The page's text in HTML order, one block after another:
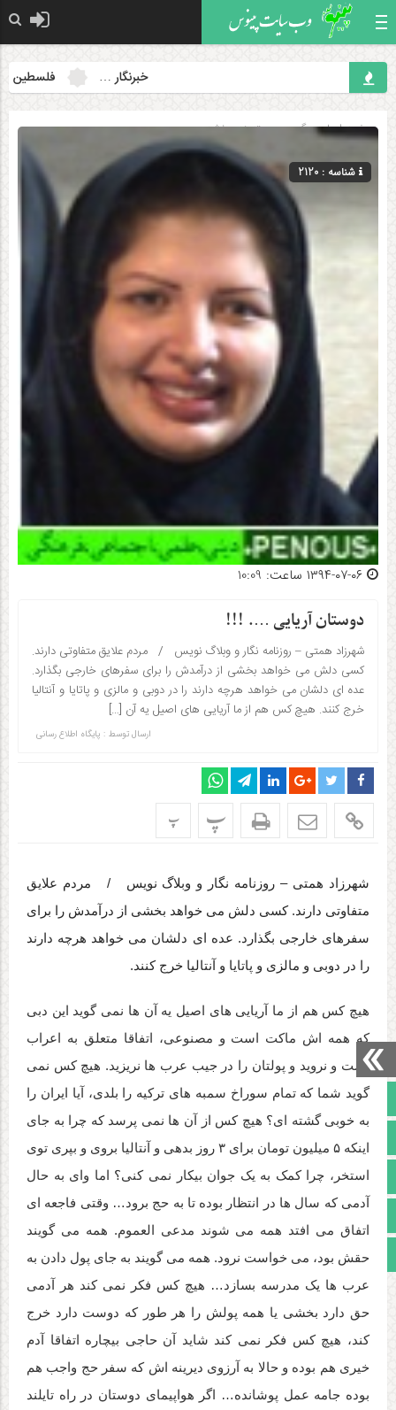
صفحه نخست
تالار گفتمان
آپارات
اینستاگرام
مجوز سایت
خبرنگار … فلسطین
صفحه اصلی» گروه »دسته‌بندی نشده
شناسه : 2120
دوستان آریایی …. !!!
شهرزاد همتی – روزنامه نگار و وبلاگ نویس / مردم علایق متفاوتی دارند.
کسی دلش می خواهد بخشی از درآمدش را برای سفرهای خارجی بگذارد.
عده ای دلشان می خواهد هرچه دارند را در دوبی و مالزی و پاتایا و آنتالیا
خرج کنند. هیچ کس هم از ما آریایی های اصیل یه آن […]
ارسال توسط : پایگاه اطلاع رسانی
پ پ
شهرزاد همتی – روزنامه نگار و وبلاگ نویس / مردم علایق
متفاوتی دارند. کسی دلش می خواهد بخشی از درآمدش را برای
سفرهای خارجی بگذارد. عده ای دلشان می خواهد هرچه دارند
را در دوبی و مالزی و پاتایا و آنتالیا خرج کنند.
هیچ کس هم از ما آریایی های اصیل یه آن ها نمی گوید این دبی
که همه اش ماکت است و مصنوعی، اتفاقا متعلق به اعراب
است و نروید و پولتان را در جیب عرب ها نریزید. هیچ کس نمی
گوید شما که تمام سوراخ سمبه های ترکیه را بلدی، آیا ایران را
به خوبی گشته ای؟ هیچ کس از آن ها نمی پرسد که چرا به جای
اینکه ۵ میلیون تومان برای ۳ روز بدهی و آنتالیا بروی و بپری توی
استخر، چرا کمک به یک جوان بیکار نمی کنی؟ اما وای به حال
آدمی که سال ها در انتظار بوده تا به حج برود… وقتی فاجعه ای
اتفاق می افتد همه می شوند مدعی العموم. همه می گویند
حقش بود، می خواست نرود. همه می گویند به جای پول دادن به
عرب ها یک مدرسه بسازد… هیچ کس فکر نمی کند هر آدمی
حق دارد بخشی یا همه پولش را هر طور که دوست دارد خرج
کند، هیچ کس فکر نمی کند شاید آن حاجی بیچاره اتفاقا آدم
خیری هم بوده و حالا به آرزوی دیرینه اش که سفر حج واجب هم
بوده جامه عمل پوشانده… اگر هواپیمای دوستان در راه تایلند